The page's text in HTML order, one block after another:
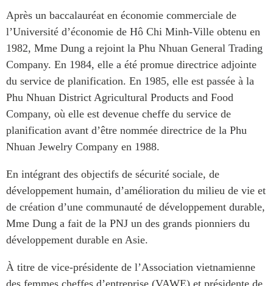
Auteurs
PROGRAMMES
Initiative indo-pacifique
Dialogues et tables rondes
Centre sur les minéraux
critiques du Canada et de
l’Indo-Pacifique
Enjeux émergents
En éducation
Missions commerciales
féminines
Le Partenariat APEC-
Canada pour la croissance
des entreprises
Réflexions stratégiques
Explications
Études de cas
Séries spéciales
Pleins feux
NOTRE RÉSEAU DE
Programme d’études Asie-
Pacifique
Investment Monitor
Projet APEC-Canada pour
Conférence Canada-en-
Asie
Après un baccalauréat en économie commerciale de
l’Université d’économie de Hô Chi Minh-Ville obtenu en
1982, Mme Dung a rejoint la Phu Nhuan General Trading
Company. En 1984, elle a été promue directrice adjointe
du service de planification. En 1985, elle est passée à la
Phu Nhuan District Agricultural Products and Food
Company, où elle est devenue cheffe du service de
planification avant d’être nommée directrice de la Phu
Nhuan Jewelry Company en 1988.
En intégrant des objectifs de sécurité sociale, de
développement humain, d’amélioration du milieu de vie et
de création d’une communauté de développement durable,
Mme Dung a fait de la PNJ un des grands pionniers du
développement durable en Asie.
À titre de vice-présidente de l’Association vietnamienne
des femmes cheffes d’entreprise (VAWE) et présidente de